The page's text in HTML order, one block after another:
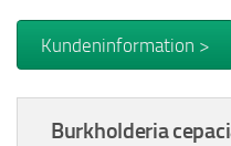
Kundeninformation >
Burkholderia